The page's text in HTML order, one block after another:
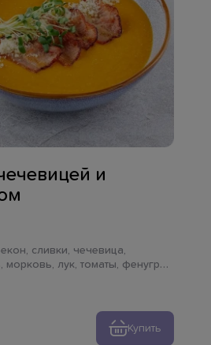
и
морковь, лук, томаты, фенугрек,
Купить